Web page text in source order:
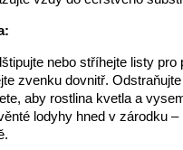
nebo stříhejte listy pro
zvenku dovnitř.
aby rostlina kvetla a
lodyhy hned v zárodku